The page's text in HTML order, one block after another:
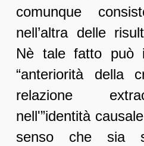
comunque
nell’altra delle
Nè tale fatto può
“anteriorità della
relazione
nell'”identità
senso che sia